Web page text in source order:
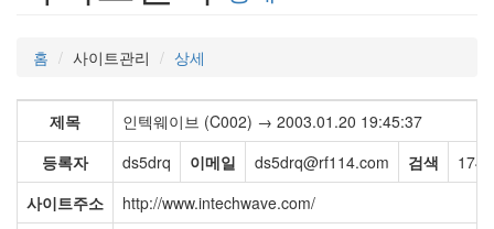
홈 사이트관리 상세
제목
인텍웨이브 (C002) → 2003.01.20 19:45:37
등록자
ds5drq 이메일 ds5drq@rf114.com 검색
사이트주소
http://www.intechwave.com/